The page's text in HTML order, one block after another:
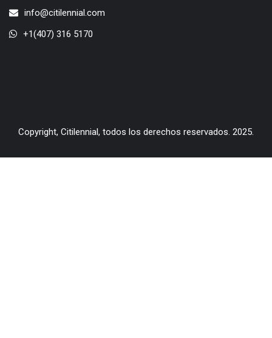
info@citilennial.com
+1(407) 316 5170
Copyright, Citilennial, todos los derechos reservados. 2025.